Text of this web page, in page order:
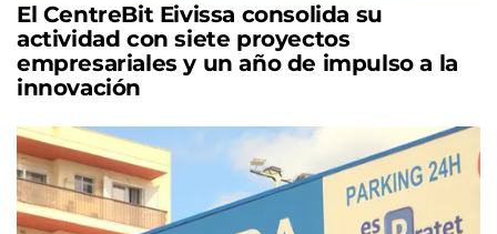
El CentreBit Eivissa consolida su
actividad con siete proyectos
empresariales y un año de impulso a la
innovación